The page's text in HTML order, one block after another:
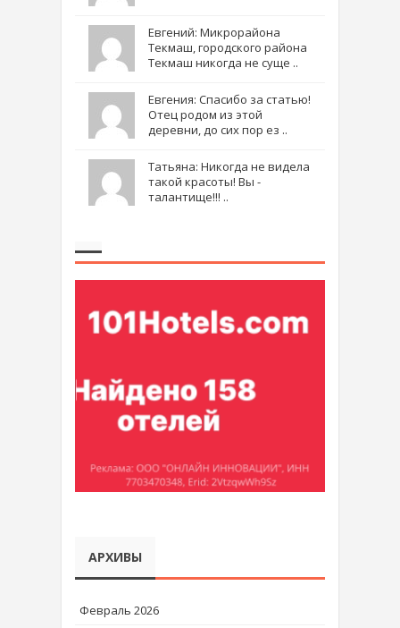
Евгений: Микрорайона
Текмаш, городского района
Текмаш никогда не суще ..
Евгения: Спасибо за статью!
Отец родом из этой
деревни, до сих пор ез ..
Татьяна: Никогда не видела
такой красоты! Вы -
талантище!!! ..
АРХИВЫ
Февраль 2026